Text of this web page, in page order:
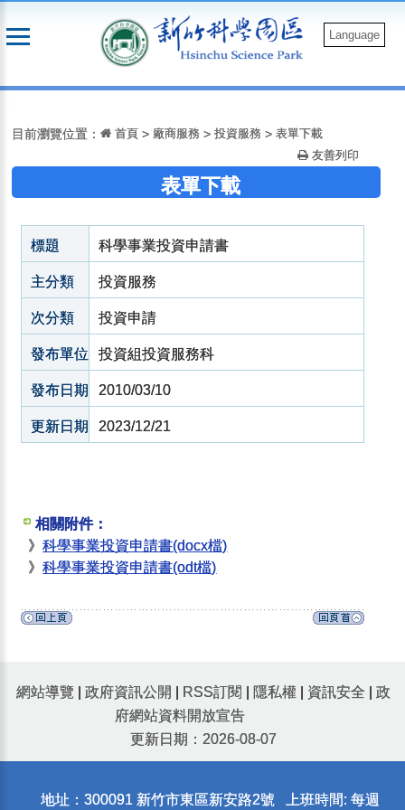
到
Language
目前瀏覽位置： 首頁 > 廠商服務 >投資服務 >表單下載
友善列印
表單下載
標題 科學事業投資申請書
主分類 投資服務
次分類 投資申請
發布單位 投資組投資服務科
發布日期 2010/03/10
更新日期 2023/12/21
相關附件：
》科學事業投資申請書(docx檔)
》科學事業投資申請書(odt檔)
網站導覽 政府資訊公開 RSS訂閱 隱私權 資訊安全
政
府網站資料開放宣告
更新日期：2026-08-07
地址：300091 新竹市東區新安路2號 上班時間: 每週